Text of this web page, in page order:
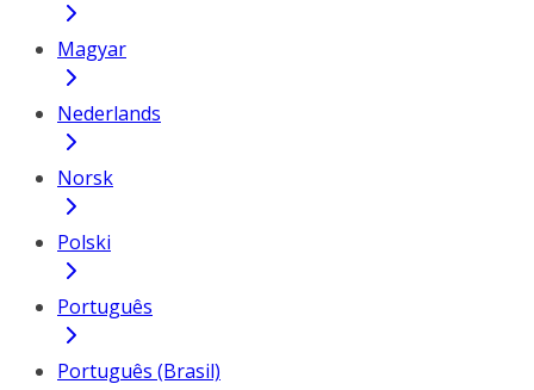
Magyar
Nederlands
Norsk
Polski
Português
Português (Brasil)